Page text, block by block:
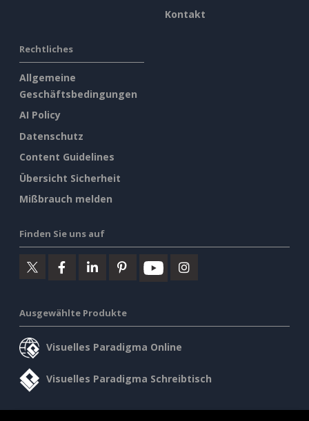
Kontakt
Rechtliches
Allgemeine
Geschäftsbedingungen
AI Policy
Datenschutz
Content Guidelines
Übersicht Sicherheit
Mißbrauch melden
Finden Sie uns auf
Ausgewählte Produkte
Visuelles Paradigma Online
Visuelles Paradigma Schreibtisch